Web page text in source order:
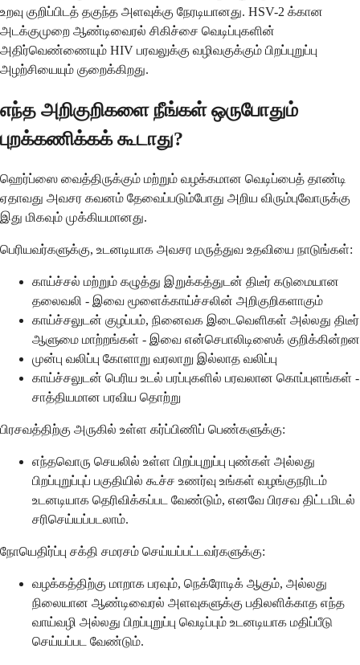
உறவு குறிப்பிடத் தகுந்த அளவுக்கு நேரடியானது. HSV-2 க்கான
அடக்குமுறை ஆண்டிவைரல் சிகிச்சை வெடிப்புகளின்
அதிர்வெண்ணையும் HIV பரவலுக்கு வழிவகுக்கும் பிறப்புறுப்பு
அழற்சியையும் குறைக்கிறது.
எந்த அறிகுறிகளை நீங்கள் ஒருபோதும்
புறக்கணிக்கக் கூடாது?
ஹெர்ப்ஸை வைத்திருக்கும் மற்றும் வழக்கமான வெடிப்பைத் தாண்டி
ஏதாவது அவசர கவனம் தேவைப்படும்போது அறிய விரும்புவோருக்கு
இது மிகவும் முக்கியமானது.
பெரியவர்களுக்கு, உடனடியாக அவசர மருத்துவ உதவியை நாடுங்கள்:
காய்ச்சல் மற்றும் கழுத்து இறுக்கத்துடன் திடீர் கடுமையான
தலைவலி - இவை மூளைக்காய்ச்சலின் அறிகுறிகளாகும்
காய்ச்சலுடன் குழப்பம், நினைவக இடைவெளிகள் அல்லது திடீர்
ஆளுமை மாற்றங்கள் - இவை என்செபாலிடிஸைக் குறிக்கின்றன
முன்பு வலிப்பு கோளாறு வரலாறு இல்லாத வலிப்பு
காய்ச்சலுடன் பெரிய உடல் பரப்புகளில் பரவலான கொப்புளங்கள் -
சாத்தியமான பரவிய தொற்று
பிரசவத்திற்கு அருகில் உள்ள கர்ப்பிணிப் பெண்களுக்கு:
எந்தவொரு செயலில் உள்ள பிறப்புறுப்பு புண்கள் அல்லது
பிறப்புறுப்புப் பகுதியில் கூச்ச உணர்வு உங்கள் வழங்குநரிடம்
உடனடியாக தெரிவிக்கப்பட வேண்டும், எனவே பிரசவ திட்டமிடல்
சரிசெய்யப்படலாம்.
நோயெதிர்ப்பு சக்தி சமரசம் செய்யப்பட்டவர்களுக்கு:
வழக்கத்திற்கு மாறாக பரவும், நெக்ரோடிக் ஆகும், அல்லது
நிலையான ஆண்டிவைரல் அளவுகளுக்கு பதிலளிக்காத எந்த
வாய்வழி அல்லது பிறப்புறுப்பு வெடிப்பும் உடனடியாக மதிப்பீடு
செய்யப்பட வேண்டும்.